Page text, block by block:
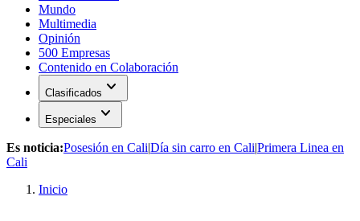
Mundo
Multimedia
Opinión
500 Empresas
Contenido en Colaboración
Clasificados expand_more
Especiales expand_more
Es noticia:Posesión en Cali|Día sin carro en Cali|Primera Linea en
Cali
Inicio